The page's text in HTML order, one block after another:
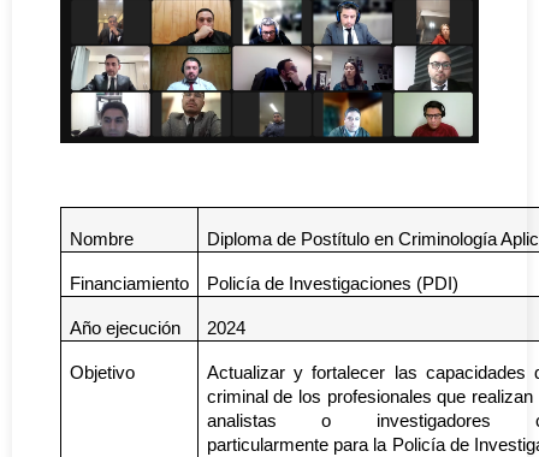
Nombre Diploma de Postítulo en Criminología
Financiamiento Policía de Investigaciones (PDI)
Año ejecución 2024
Objetivo
Actualizar y fortalecer las capacidades
criminal de los profesionales que realizan
analistas o investigadores
particularmente para la Policía de